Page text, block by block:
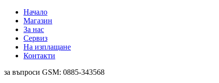
Начало
Магазин
За нас
Сервиз
На изплащане
Контакти
за въпроси GSM: 0885-343568